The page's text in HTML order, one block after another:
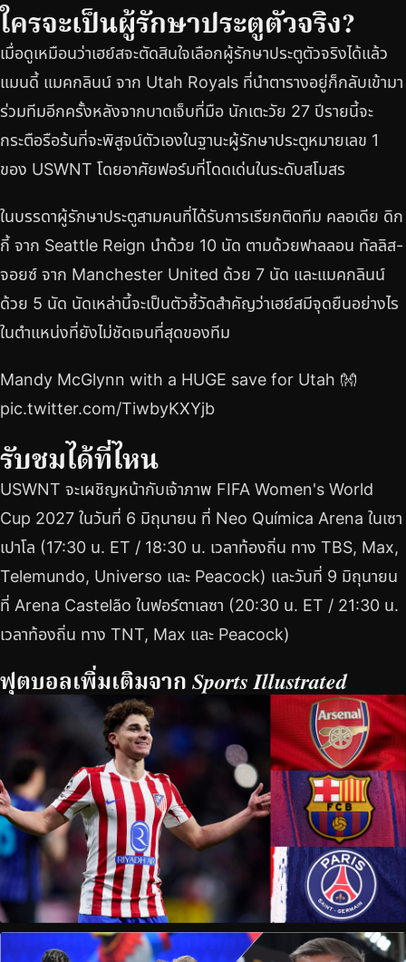
ใครจะเป็นผู้รักษาประตูตัวจริง?
เมื่อดูเหมือนว่าเฮย์สจะตัดสินใจเลือกผู้รักษาประตูตัวจริงได้แล้ว
แมนดี้ แมคกลินน์ จาก Utah Royals ที่นำตารางอยู่ก็กลับเข้ามา
ร่วมทีมอีกครั้งหลังจากบาดเจ็บที่มือ นักเตะวัย 27 ปีรายนี้จะ
กระตือรือร้นที่จะพิสูจน์ตัวเองในฐานะผู้รักษาประตูหมายเลข 1
ของ USWNT โดยอาศัยฟอร์มที่โดดเด่นในระดับสโมสร
ในบรรดาผู้รักษาประตูสามคนที่ได้รับการเรียกติดทีม คลอเดีย ดิก
กี้ จาก Seattle Reign นำด้วย 10 นัด ตามด้วยฟาลลอน ทัลลิส-
จอยซ์ จาก Manchester United ด้วย 7 นัด และแมคกลินน์
ด้วย 5 นัด นัดเหล่านี้จะเป็นตัวชี้วัดสำคัญว่าเฮย์สมีจุดยืนอย่างไร
ในตำแหน่งที่ยังไม่ชัดเจนที่สุดของทีม
Mandy McGlynn with a HUGE save for Utah 👐
pic.twitter.com/TiwbyKXYjb
รับชมได้ที่ไหน
USWNT จะเผชิญหน้ากับเจ้าภาพ FIFA Women's World
Cup 2027 ในวันที่ 6 มิถุนายน ที่ Neo Química Arena ในเซา
เปาโล (17:30 น. ET / 18:30 น. เวลาท้องถิ่น ทาง TBS, Max,
Telemundo, Universo และ Peacock) และวันที่ 9 มิถุนายน
ที่ Arena Castelão ในฟอร์ตาเลซา (20:30 น. ET / 21:30 น.
เวลาท้องถิ่น ทาง TNT, Max และ Peacock)
ฟุตบอลเพิ่มเติมจาก Sports Illustrated